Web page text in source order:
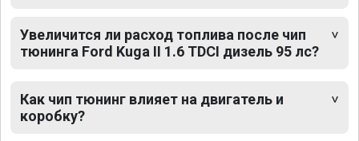
Увеличится ли расход топлива после чип
тюнинга Ford Kuga II 1.6 TDCI дизель 95 лс?
Как чип тюнинг влияет на двигатель и
коробку?